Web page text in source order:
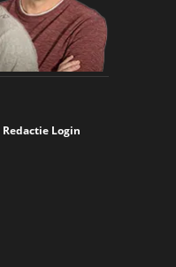
Redactie Login